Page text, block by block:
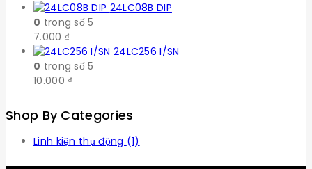
24LC08B DIP
0 trong số 5
7.000 ₫
24LC256 I/SN
0 trong số 5
10.000 ₫
Shop By Categories
Linh kiện thụ động (1)